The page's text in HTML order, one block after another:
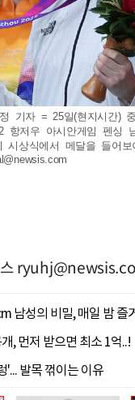
기자 = 25일(현지시간)
항저우 아시안게임 펜싱
시상식에서 메달을 들어보